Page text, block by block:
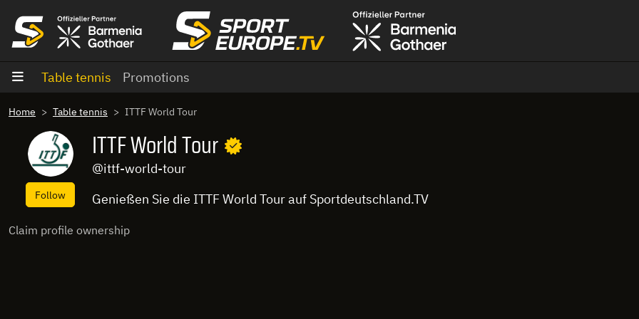
Table tennis Promotions
Home Table tennis ITTF World Tour
Follow
ITTF World Tour
@ittf-world-tour
Genießen Sie die ITTF World Tour auf Sportdeutschland.TV
Claim profile ownership